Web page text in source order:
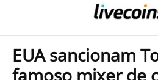
EUA sancionam
famoso mixer de